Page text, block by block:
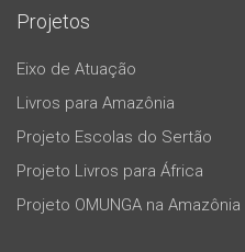
Projetos
Eixo de Atuação
Livros para Amazônia
Projeto Escolas do Sertão
Projeto Livros para África
Projeto OMUNGA na Amazônia